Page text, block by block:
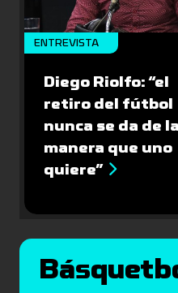
ENTREVISTA
Diego Riolfo: “el
retiro del fútbol
nunca se da de la
manera que uno
quiere”